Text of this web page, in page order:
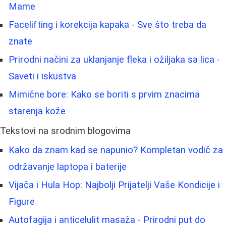
Mame
Facelifting i korekcija kapaka - Sve što treba da
znate
Prirodni načini za uklanjanje fleka i ožiljaka sa lica -
Saveti i iskustva
Mimične bore: Kako se boriti s prvim znacima
starenja kože
Tekstovi na srodnim blogovima
Kako da znam kad se napunio? Kompletan vodič za
održavanje laptopa i baterije
Vijača i Hula Hop: Najbolji Prijatelji Vaše Kondicije i
Figure
Autofagija i anticelulit masaža - Prirodni put do